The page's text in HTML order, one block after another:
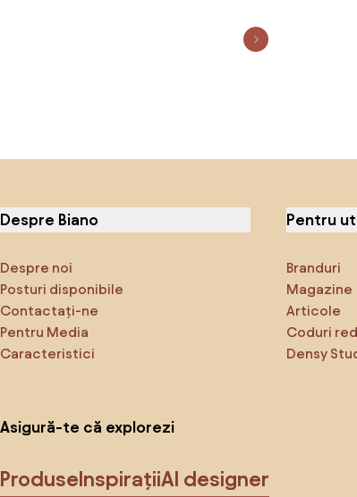
Despre Biano
Despre noi
Posturi disponibile
Contactați-ne
Pentru Media
Caracteristici
Pentru
Branduri
Magazine
Articole
Coduri
Densy
Asigură-te că explorezi
ProduseInspirațiiAI designer